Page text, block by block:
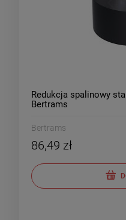
Redukcja spalinowy
Bertrams
Bertrams
86,49 zł